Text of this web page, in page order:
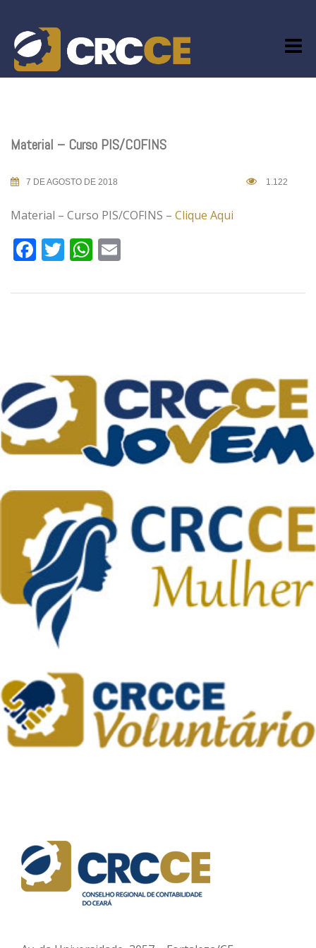
content
Material – Curso PIS/COFINS
7 DE AGOSTO DE 2018 1.122
Material – Curso PIS/COFINS – Clique Aqui
Facebook
TwitterWhatsApp